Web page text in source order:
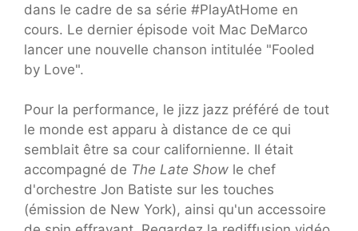
dans le cadre de sa série #PlayAtHome en
cours. Le dernier épisode voit Mac DeMarco
lancer une nouvelle chanson intitulée "Fooled
by Love".
Pour la performance, le jizz jazz préféré de tout
le monde est apparu à distance de ce qui
semblait être sa cour californienne. Il était
accompagné de The Late Show le chef
d'orchestre Jon Batiste sur les touches
(émission de New York), ainsi qu'un accessoire